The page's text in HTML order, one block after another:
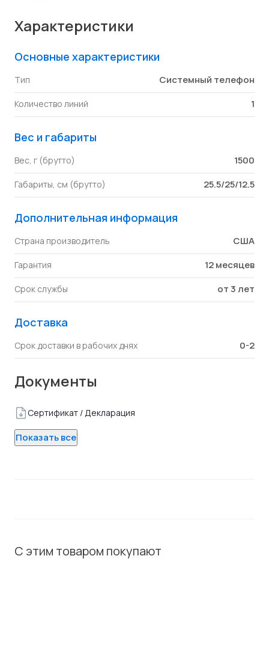
Характеристики
Основные характеристики
Тип Cистемный телефон
Количество линий 1
Вес и габариты
Вес, г (брутто) 1500
Габариты, см (брутто) 25.5/25/12.5
Дополнительная информация
Страна производитель США
Гарантия 12 месяцев
Срок службы от 3 лет
Доставка
Срок доставки в рабочих днях 0-2
Документы
Сертификат / Декларация
Показать все
С этим товаром покупают